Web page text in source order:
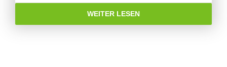
WEITER LESEN